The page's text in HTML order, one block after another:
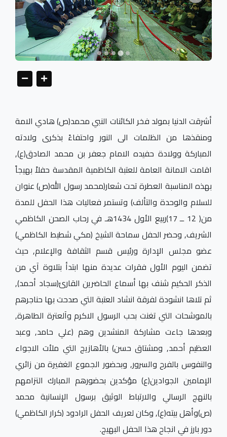
أشرقت الدنيا بمولد فخر الكائنات النبي محمد(ص) هادي الامة
ومنقذها من الظلمات الى النور واحتفاءً بذكرى ولادته
المباركة وولادة حفيده الامام جعفر بن محمد الصادق(ع),
اقامت الامانة العامة للعتبة الكاظمية المقدسة حفلاً بهيجاً
بهذه المناسبة العطرة تحت شعار(محمد رسول الله(ص) عنوان
للسلام والوحدة والتألف) وتستمر فعاليات هذا الحفل للمدة
من( 12 ــ 17)ربيع الأول 1434هـ في رحاب الصحن الكاظمي
الشريف, وحضر الحفل سماحة الشيخ (مكي شطيط الكاظمي)
عضو مجلس الإدارة ورئيس قسم الثقافة والإعلام, حيث
تضمن اليوم الأول فقرات عديدة منها ابتدأ بتلاوة آي من
الذكر الحكيم شنف بها أسماع الحاضرين القارئ(سجاد أحمد),
ثم تلاها انشودة لفرقة انشاد العتبة التي صدحت بها حناجرهم
بالموشحات التي تغنت بحب الرسول الاكرم وآلعترة الطاهرة,
وبعدها جاءت مشاركة المنشدين وهم (علي حامد, وعبد
العظيم أحمد, ومشتاق حسن) بالأهازيج التي ملأت الاجواء
والنفوس بالفرح والسرور, وبحضور الجموع الغفيرة من زائري
الإمامين الجوادين(ع) مؤكدين بحضورهم المبارك التزامهم
بالنهج الرسالي والارتباط الوثيق برسول الإنسانية محمد
(ص)وأهل بيته(ع), وكان لعريف الحفل الرادود (كرار الكاظمي)
دور بارز في انجاح هذا الحفل البهيج.